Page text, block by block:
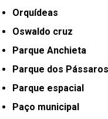
Orquídeas
Oswaldo cruz
Parque Anchieta
Parque dos Pássaros
Parque espacial
Paço municipal